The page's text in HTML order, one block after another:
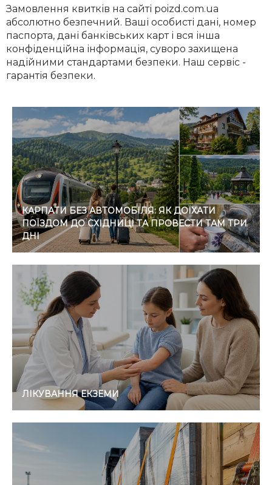
Замовлення квитків на сайті poizd.com.ua
абсолютно безпечний. Ваші особисті дані, номер
паспорта, дані банківських карт і вся інша
конфіденційна інформація, суворо захищена
надійними стандартами безпеки. Наш сервіс -
гарантія безпеки.
КАРПАТИ БЕЗ АВТОМОБІЛЯ: ЯК ДОЇХАТИ
ПОЇЗДОМ ДО СХІДНИЦІ ТА ПРОВЕСТИ ТАМ ТРИ
ДНІ
ЛІКУВАННЯ ЕКЗЕМИ